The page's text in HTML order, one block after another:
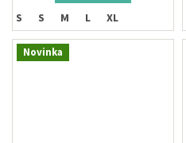
XS S M L XL
Novinka